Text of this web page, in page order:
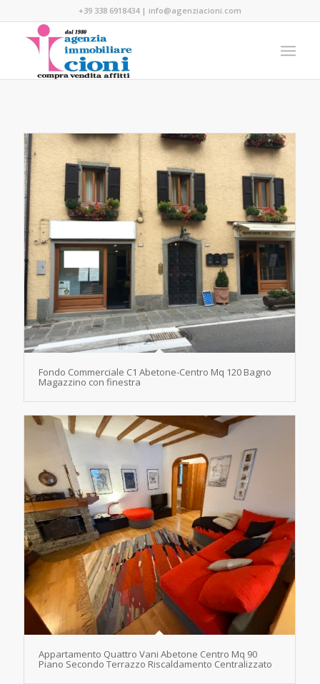
+39 338 6918434| info@agenziacioni.com
Fondo Commerciale C1 Abetone-Centro Mq 120 Bagno
Magazzino con finestra
Appartamento Quattro Vani Abetone Centro Mq 90
Piano Secondo Terrazzo Riscaldamento Centralizzato